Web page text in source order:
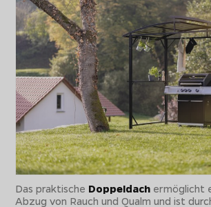
Das praktische Doppeldach ermöglicht
Abzug von Rauch und Qualm und ist